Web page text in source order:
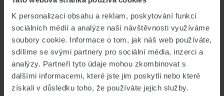
K personalizaci obsahu a reklam, poskytování funkcí
sociálních médií a analýze naší návštěvnosti využíváme
soubory cookie. Informace o tom, jak náš web používáte,
sdílíme se svými partnery pro sociální média, inzerci a
analýzy. Partneři tyto údaje mohou zkombinovat s
dalšími informacemi, které jste jim poskytli nebo které
získali v důsledku toho, že používáte jejich služby.
более быстрое рассмотрение ваших
документов.
Стать участниками этой программы могут
граждане следующих стран:
Австралия